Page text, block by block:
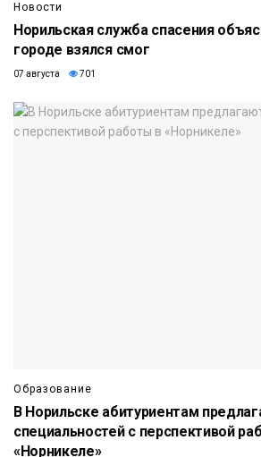
Новости
Норильская служба спасения
городе взялся смог
07 августа 701
Образование
В Норильске абитуриентам
специальностей с перспективой
«Норникеле»